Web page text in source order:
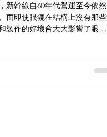
新幹線自60年代營運至今依然
而即使眼鏡在結構上沒有那些
製作的好壞會大大影響了眼鏡